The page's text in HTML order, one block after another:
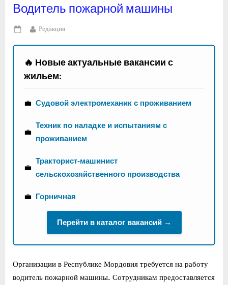
Водитель пожарной машины
Posted
on
By
Редакция
🔥 Новые актуальные вакансии с
жильем:
💼 Судовой электромеханик с проживанием
💼
Техник по наладке и испытаниям с
проживанием
💼
Тракторист-машинист
сельскохозяйственного производства
💼 Горничная
Перейти в каталог вакансий →
Организации в Республике Мордовия требуется на работу
водитель пожарной машины. Сотрудникам предоставляется